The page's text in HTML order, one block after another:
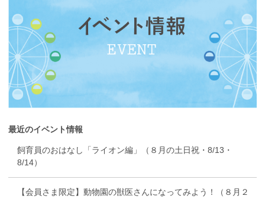
最近のイベント情報
飼育員のおはなし「ライオン編」（８月の土日祝・8/13・
8/14）
【会員さま限定】動物園の獣医さんになってみよう！（８月２